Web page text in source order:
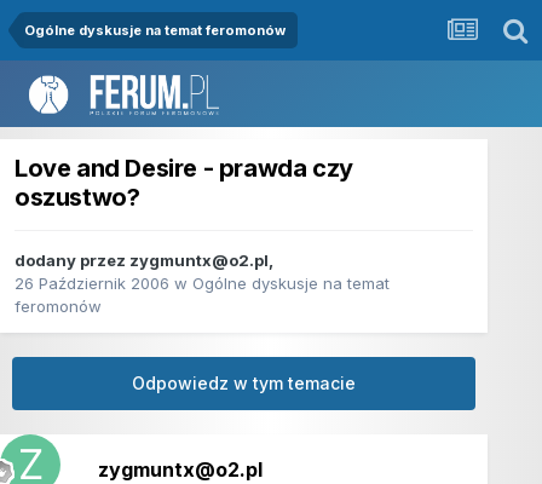
Ogólne dyskusje na temat feromonów
Love and Desire - prawda czy
oszustwo?
dodany przez zygmuntx@o2.pl,
26 Październik 2006 w Ogólne dyskusje na temat
feromonów
Odpowiedz w tym temacie
zygmuntx@o2.pl